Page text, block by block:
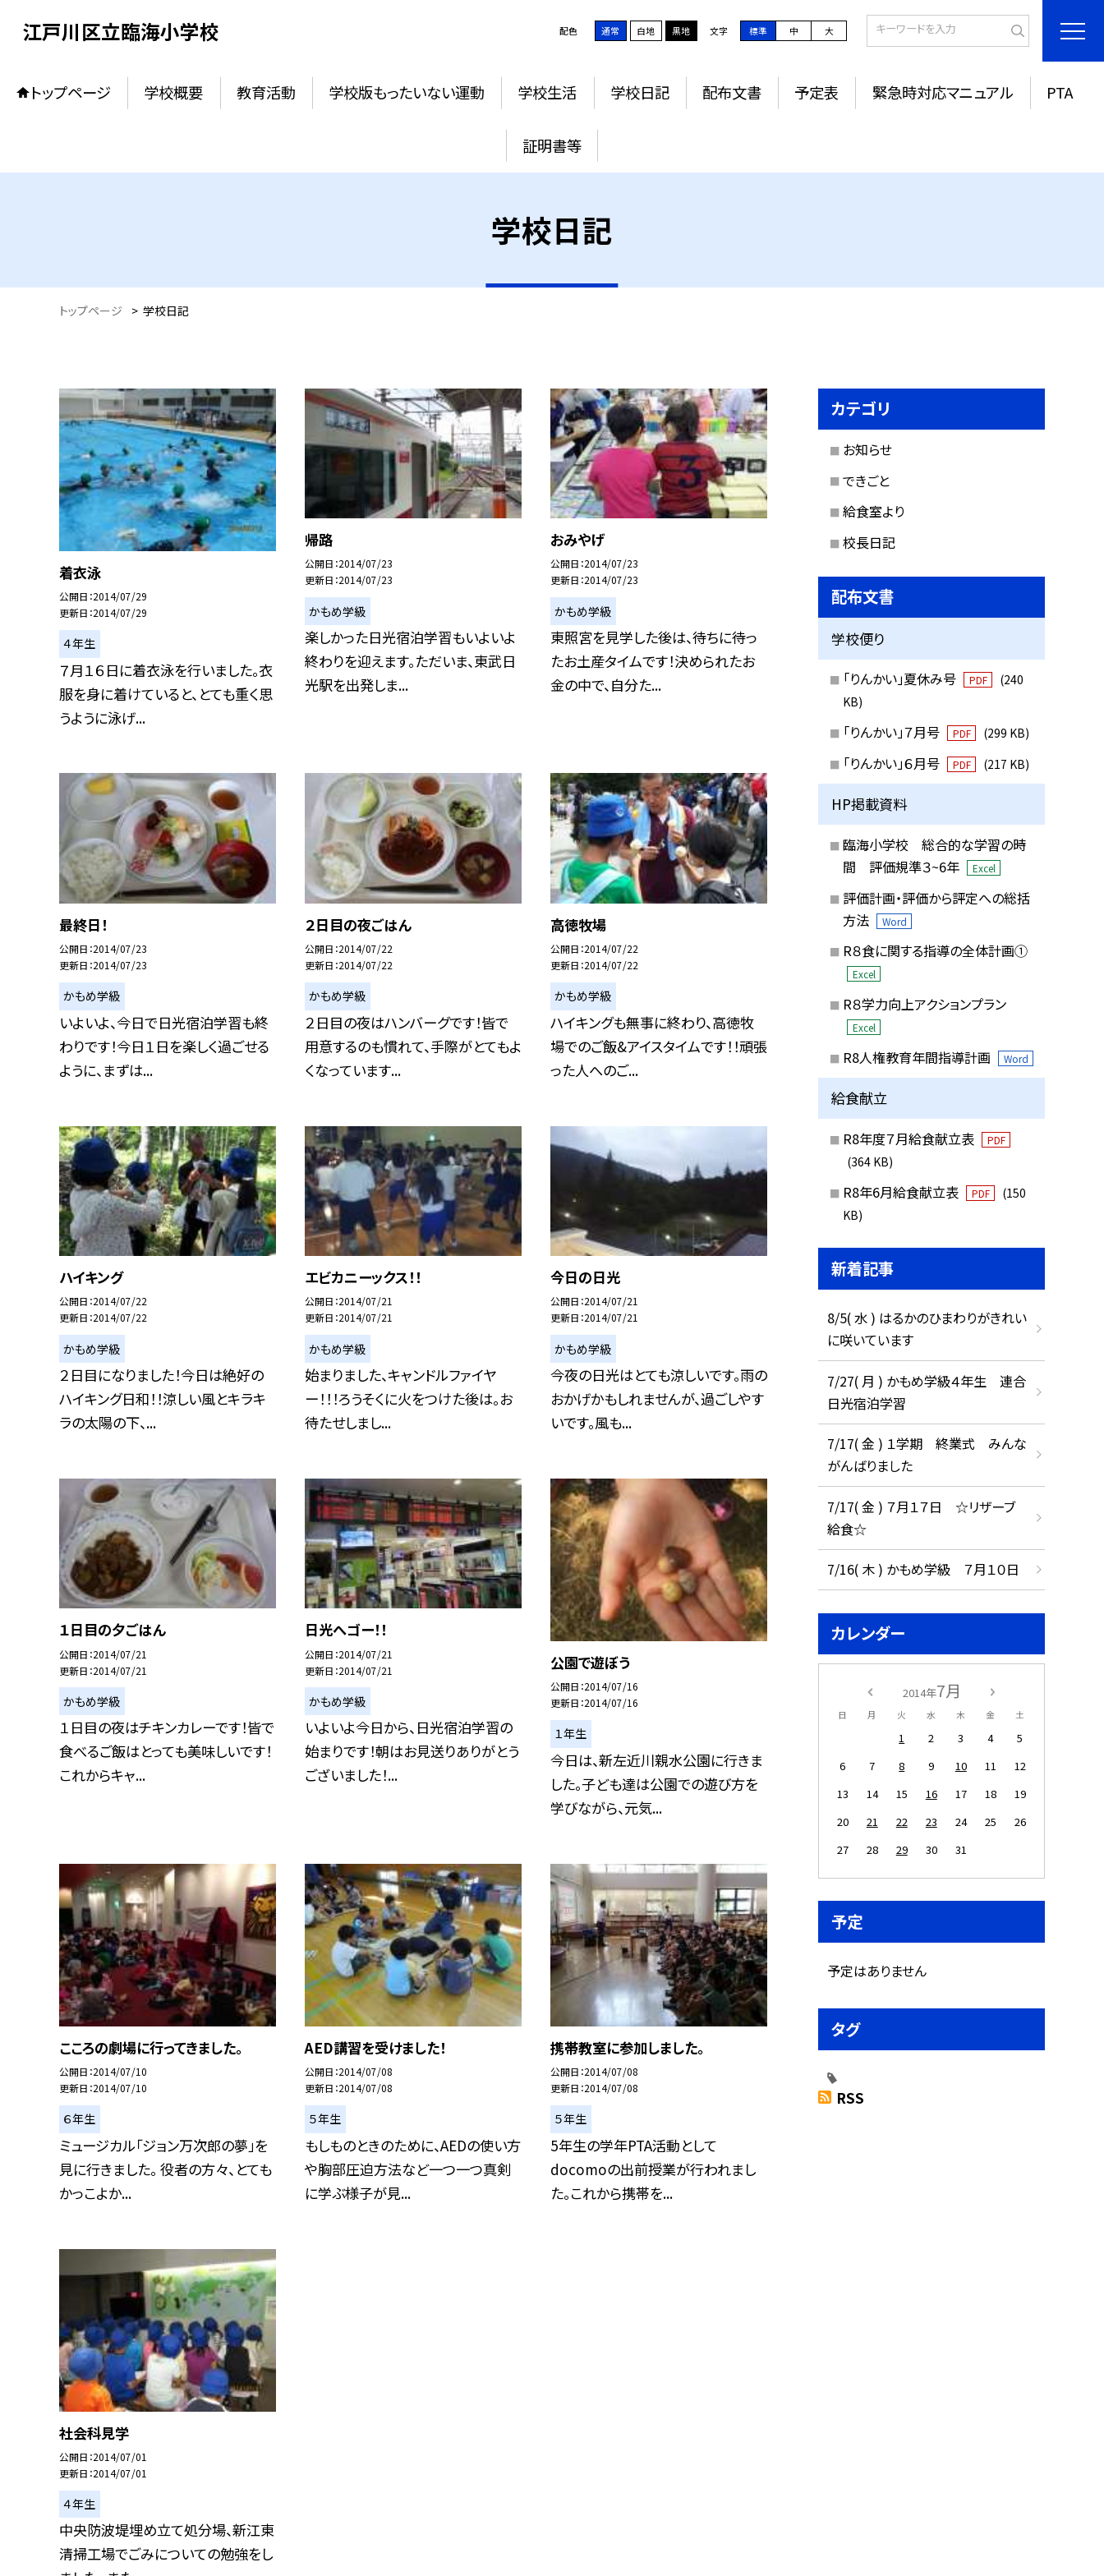
江戸川区立臨海小学校 配色 通常 白地 黒地 文字 標準 中 大
トップページ 学校概要 教育活動 学校版もったいない運動 学校生活 学校日記 配布文書 予定表 緊急時対応マニュアル PTA
証明書等
学校日記
トップページ > 学校日記
着衣泳
公開日 2014/07/29
更新日 2014/07/29
４年生
７月１６日に着衣泳を行いました。衣
服を身に着けていると、とても重く思
うように泳げ...
帰路
公開日 2014/07/23
更新日 2014/07/23
かもめ学級
楽しかった日光宿泊学習もいよいよ
終わりを迎えます。ただいま、東武日
光駅を出発しま...
おみやげ
公開日 2014/07/23
更新日 2014/07/23
かもめ学級
東照宮を見学した後は、待ちに待っ
たお土産タイムです！決められたお
金の中で、自分た...
最終日！
公開日 2014/07/23
更新日 2014/07/23
かもめ学級
いよいよ、今日で日光宿泊学習も終
わりです！今日１日を楽しく過ごせる
ように、まずは...
２日目の夜ごはん
公開日 2014/07/22
更新日 2014/07/22
かもめ学級
２日目の夜はハンバーグです！皆で
用意するのも慣れて、手際がとてもよ
くなっています...
高徳牧場
公開日 2014/07/22
更新日 2014/07/22
かもめ学級
ハイキングも無事に終わり、高徳牧
場でのご飯&アイスタイムです！！頑張
った人へのご...
ハイキング
公開日 2014/07/22
更新日 2014/07/22
かもめ学級
２日目になりました！今日は絶好の
ハイキング日和！！涼しい風とキラキ
ラの太陽の下、...
エビカニーックス！！
公開日 2014/07/21
更新日 2014/07/21
かもめ学級
始まりました、キャンドルファイヤ
ー！！！ろうそくに火をつけた後は。お
待たせしまし...
今日の日光
公開日 2014/07/21
更新日 2014/07/21
かもめ学級
今夜の日光はとても涼しいです。雨の
おかげかもしれませんが、過ごしやす
いです。風も...
１日目の夕ごはん
公開日 2014/07/21
更新日 2014/07/21
かもめ学級
１日目の夜はチキンカレーです！皆で
食べるご飯はとっても美味しいです！
これからキャ...
日光へゴー！！
公開日 2014/07/21
更新日 2014/07/21
かもめ学級
いよいよ今日から、日光宿泊学習の
始まりです！朝はお見送りありがとう
ございました！...
公園で遊ぼう
公開日 2014/07/16
更新日 2014/07/16
１年生
今日は、新左近川親水公園に行きま
した。子ども達は公園での遊び方を
学びながら、元気...
こころの劇場に行ってきました。
公開日 2014/07/10
更新日 2014/07/10
６年生
ミュージカル「ジョン万次郎の夢」を
見に行きました。 役者の方々、とても
かっこよか...
AED講習を受けました！
公開日 2014/07/08
更新日 2014/07/08
５年生
もしものときのために、AEDの使い方
や胸部圧迫方法など一つ一つ真剣
に学ぶ様子が見...
携帯教室に参加しました。
公開日 2014/07/08
更新日 2014/07/08
５年生
5年生の学年PTA活動として
docomoの出前授業が行われまし
た。これから携帯を...
社会科見学
公開日 2014/07/01
更新日 2014/07/01
４年生
中央防波堤埋め立て処分場、新江東
清掃工場でごみについての勉強をし
カテゴリ
お知らせ
できごと
給食室より
校長日記
配布文書
学校便り
「りんかい」夏休み号 PDF
(240
KB)
「りんかい」７月号 PDF (299 KB)
「りんかい」６月号 PDF (217 KB)
HP掲載資料
臨海小学校 総合的な学習の時
間 評価規準３~6年
Excel
評価計画・評価から評定への総括
方法
Word
R８食に関する指導の全体計画①
Excel
R８学力向上アクションプラン
Excel
R8人権教育年間指導計画 Word
給食献立
R8年度７月給食献立表 PDF
(364 KB)
R8年6月給食献立表 PDF
(150
KB)
新着記事
8/5( 水 ) はるかのひまわりがきれい
に咲いています
7/27( 月 ) かもめ学級４年生 連合
日光宿泊学習
7/17( 金 ) １学期 終業式 みんな
がんばりました
7/17( 金 ) ７月１７日 ☆リザーブ
給食☆
7/16( 木 ) かもめ学級 ７月１０日
カレンダー
2014年7月
日 月 火 水 木 金 土
1 2 3 4
5
6
7 8 9 10 11
12
13
14 15 16 17 18
19
20
21 22 23 24 25
26
27
28 29 30 31
予定
予定はありません
タグ
RSS